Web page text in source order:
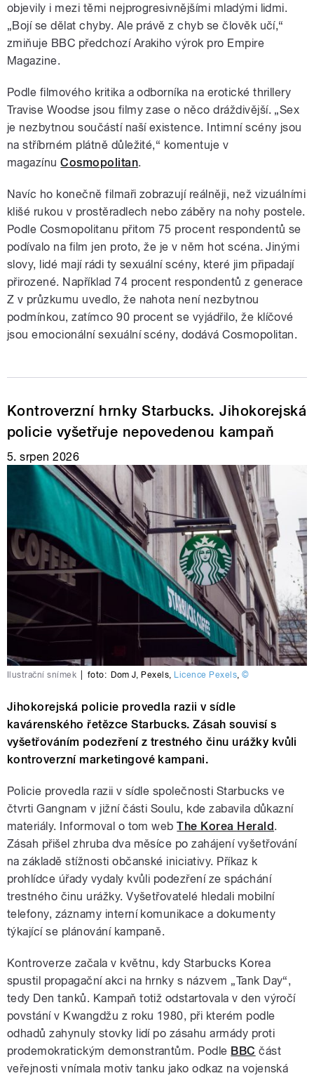
objevily i mezi těmi nejprogresivnějšími mladými lidmi.
„Bojí se dělat chyby. Ale právě z chyb se člověk učí,“
zmiňuje BBC předchozí Arakiho výrok pro Empire
Magazine.
Podle filmového kritika a odborníka na erotické thrillery
Travise Woodse jsou filmy zase o něco dráždivější. „Sex
je nezbytnou součástí naší existence. Intimní scény jsou
na stříbrném plátně důležité,“ komentuje v
magazínu Cosmopolitan.
Navíc ho konečně filmaři zobrazují reálněji, než vizuálními
klišé rukou v prostěradlech nebo záběry na nohy postele.
Podle Cosmopolitanu přitom 75 procent respondentů se
podívalo na film jen proto, že je v něm hot scéna. Jinými
slovy, lidé mají rádi ty sexuální scény, které jim připadají
přirozené. Například 74 procent respondentů z generace
Z v průzkumu uvedlo, že nahota není nezbytnou
podmínkou, zatímco 90 procent se vyjádřilo, že klíčové
jsou emocionální sexuální scény, dodává Cosmopolitan.
Kontroverzní hrnky Starbucks. Jihokorejská
policie vyšetřuje nepovedenou kampaň
5. srpen 2026
Ilustrační snímek foto: Dom J ,Pexels Licence Pexels ©
Jihokorejská policie provedla razii v sídle
kavárenského řetězce Starbucks. Zásah souvisí s
vyšetřováním podezření z trestného činu urážky kvůli
kontroverzní marketingové kampani.
Policie provedla razii v sídle společnosti Starbucks ve
čtvrti Gangnam v jižní části Soulu, kde zabavila důkazní
materiály. Informoval o tom webThe Korea Herald.
Zásah přišel zhruba dva měsíce po zahájení vyšetřování
na základě stížnosti občanské iniciativy. Příkaz k
prohlídce úřady vydaly kvůli podezření ze spáchání
trestného činu urážky. Vyšetřovatelé hledali mobilní
telefony, záznamy interní komunikace a dokumenty
týkající se plánování kampaně.
Kontroverze začala v květnu, kdy Starbucks Korea
spustil propagační akci na hrnky s názvem „Tank Day“,
tedy Den tanků. Kampaň totiž odstartovala v den výročí
povstání v Kwangdžu z roku 1980, při kterém podle
odhadů zahynuly stovky lidí po zásahu armády proti
prodemokratickým demonstrantům. Podle BBC část
veřejnosti vnímala motiv tanku jako odkaz na vojenská